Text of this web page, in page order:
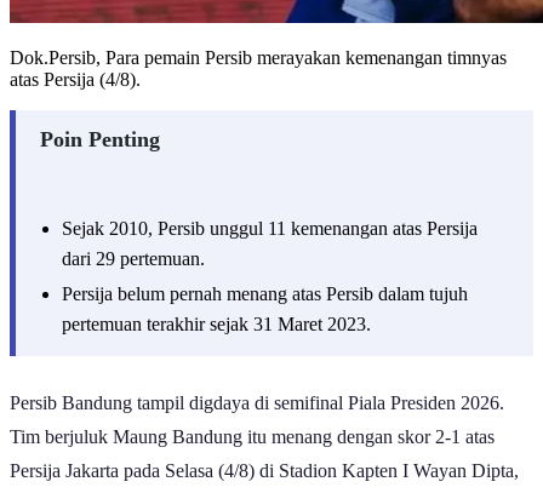
Dok.Persib, Para pemain Persib merayakan kemenangan timnyas
atas Persija (4/8).
Poin Penting
Sejak 2010, Persib unggul 11 kemenangan atas Persija
dari 29 pertemuan.
Persija belum pernah menang atas Persib dalam tujuh
pertemuan terakhir sejak 31 Maret 2023.
Persib Bandung tampil digdaya di semifinal Piala Presiden 2026.
Tim berjuluk Maung Bandung itu menang dengan skor 2-1 atas
Persija Jakarta pada Selasa (4/8) di Stadion Kapten I Wayan Dipta,